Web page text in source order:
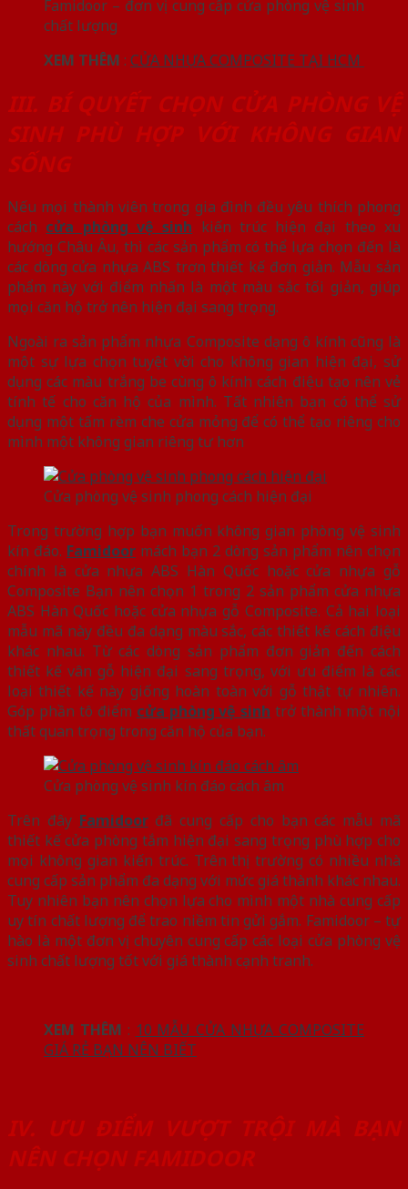
Famidoor – đơn vị cung cấp cửa phòng vệ sinh
chất lượng
XEM THÊM : CỬA NHỰA COMPOSITE TẠI HCM
III. BÍ QUYẾT CHỌN CỬA PHÒNG VỆ
SINH PHÙ HỢP VỚI KHÔNG GIAN
SỐNG
Nếu mọi thành viên trong gia đình đều yêu thích phong
cách cửa phòng vệ sinh kiến trúc hiện đại theo xu
hướng Châu Âu, thì các sản phẩm có thể lựa chọn đến là
các dòng cửa nhựa ABS trơn thiết kế đơn giản. Mẫu sản
phẩm này với điểm nhấn là một màu sắc tối giản, giúp
mọi căn hộ trở nên hiện đại sang trọng.
Ngoài ra sản phẩm nhựa Composite dạng ô kính cũng là
một sự lựa chọn tuyệt vời cho không gian hiện đại, sử
dụng các màu trắng be cùng ô kính cách điệu tạo nên vẻ
tính tế cho căn hộ của mình. Tất nhiên bạn có thể sử
dụng một tấm rèm che cửa mỏng để có thể tạo riêng cho
mình một không gian riêng tư hơn
Cửa phòng vệ sinh phong cách hiện đại
Trong trường hợp bạn muốn không gian phòng vệ sinh
kín đáo. Famidoor mách bạn 2 dòng sản phẩm nên chọn
chính là cửa nhựa ABS Hàn Quốc hoặc cửa nhựa gỗ
Composite Bạn nên chọn 1 trong 2 sản phẩm cửa nhựa
ABS Hàn Quốc hoặc cửa nhựa gỗ Composite. Cả hai loại
mẫu mã này đều đa dạng màu sắc, các thiết kế cách điệu
khác nhau. Từ các dòng sản phẩm đơn giản đến cách
thiết kế vân gỗ hiện đại sang trọng, với ưu điểm là các
loại thiết kế này giống hoàn toàn với gỗ thật tự nhiên.
Góp phần tô điểm cửa phòng vệ sinh trở thành một nội
thất quan trọng trong căn hộ của bạn.
Cửa phòng vệ sinh kín đáo cách âm
Trên đây Famidoorđã cung cấp cho bạn các mẫu mã
thiết kế cửa phòng tắm hiện đại sang trọng phù hợp cho
mọi không gian kiến trúc. Trên thị trường có nhiều nhà
cung cấp sản phẩm đa dạng với mức giá thành khác nhau.
Tuy nhiên bạn nên chọn lựa cho mình một nhà cung cấp
uy tín chất lượng để trao niềm tin gửi gắm. Famidoor – tự
hào là một đơn vị chuyên cung cấp các loại cửa phòng vệ
sinh chất lượng tốt với giá thành cạnh tranh.
XEM THÊM : 10 MẪU CỬA NHỰA COMPOSITE
GIÁ RẺ BẠN NÊN BIẾT
IV. ƯU ĐIỂM VƯỢT TRỘI MÀ BẠN
NÊN CHỌN FAMIDOOR